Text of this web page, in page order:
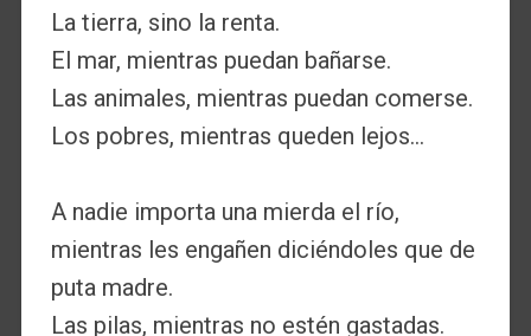
La tierra, sino la renta.
El mar, mientras puedan bañarse.
Las animales, mientras puedan comerse.
Los pobres, mientras queden lejos…
A nadie importa una mierda el río,
mientras les engañen diciéndoles que de
puta madre.
Las pilas, mientras no estén gastadas.